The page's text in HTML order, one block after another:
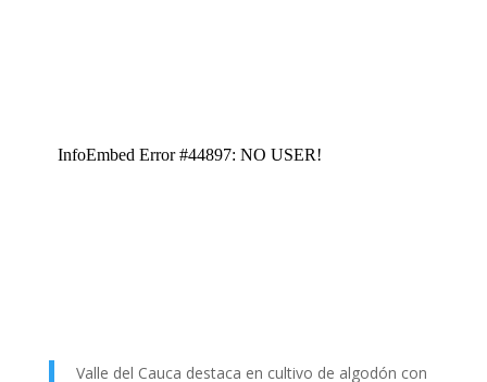
Valle del Cauca destaca en cultivo de algodón con